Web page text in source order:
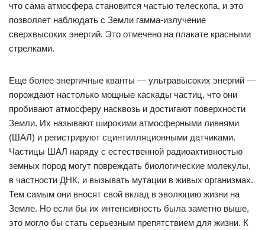
что сама атмосфера становится частью телескопа, и это
позволяет наблюдать с Земли гамма-излучение
сверхвысоких энергий. Это отмечено на плакате красными
стрелками.
Еще более энергичные кванты — ультравысоких энергий —
порождают настолько мощные каскады частиц, что они
пробивают атмосферу насквозь и достигают поверхности
Земли. Их называют широкими атмосферными ливнями
(ШАЛ) и регистрируют сцинтилляционными датчиками.
Частицы ШАЛ наряду с естественной радиоактивностью
земных пород могут повреждать биологические молекулы,
в частности ДНК, и вызывать мутации в живых организмах.
Тем самым они вносят свой вклад в эволюцию жизни на
Земле. Но если бы их интенсивность была заметно выше,
это могло бы стать серьезным препятствием для жизни. К